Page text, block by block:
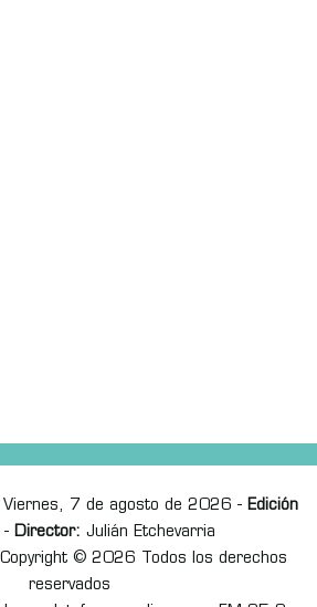
7 de agosto de 2026 - Edición
- Director: Julián Etchevarria
© 2026 Todos los derechos
reservados